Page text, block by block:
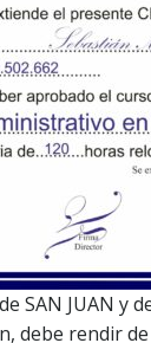
SAN JUAN y
debe rendir